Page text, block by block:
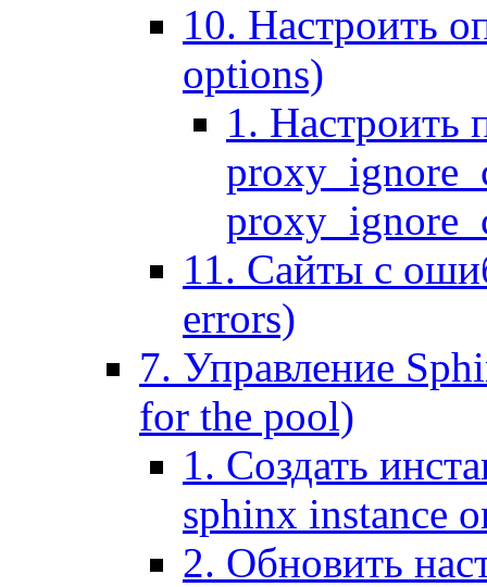
10. Настроить
options)
1. Настроить
11. Сайты с
errors)
7. Управление
for the pool)
1. Создать
sphinx instance
2. Обновить